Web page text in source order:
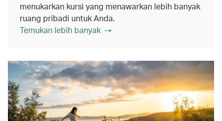
menukarkan kursi yang menawarkan lebih banyak
ruang pribadi untuk Anda.
Temukan lebih banyak